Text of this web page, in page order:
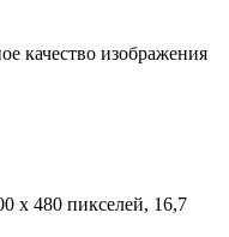
качество изображения
x 480 пикселей, 16,7